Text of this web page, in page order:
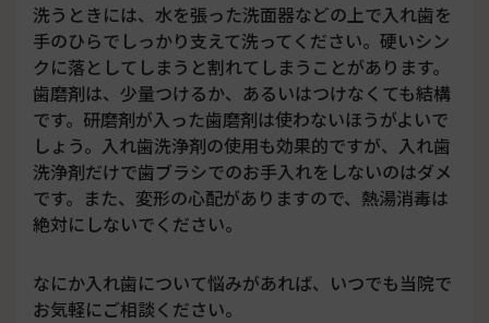
洗うときには、水を張った洗面器などの上で入れ歯を
手のひらでしっかり支えて洗ってください。硬いシン
クに落としてしまうと割れてしまうことがあります。
歯磨剤は、少量つけるか、あるいはつけなくても結構
です。研磨剤が入った歯磨剤は使わないほうがよいで
しょう。入れ歯洗浄剤の使用も効果的ですが、入れ歯
洗浄剤だけで歯ブラシでのお手入れをしないのはダメ
です。また、変形の心配がありますので、熱湯消毒は
絶対にしないでください。
なにか入れ歯について悩みがあれば、いつでも当院で
お気軽にご相談ください。